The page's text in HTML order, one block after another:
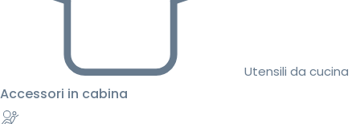
Utensili da cucina
Accessori in cabina